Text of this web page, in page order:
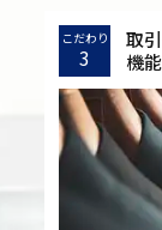
こだわり
3
取
機